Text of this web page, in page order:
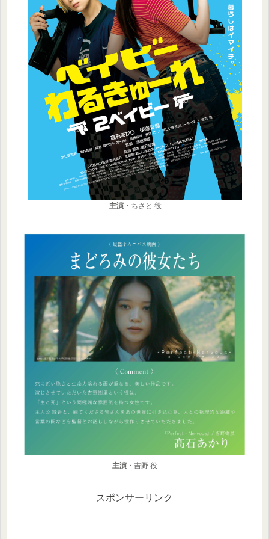
主演 ・ちさと 役
主演・吉野 役
スポンサーリンク